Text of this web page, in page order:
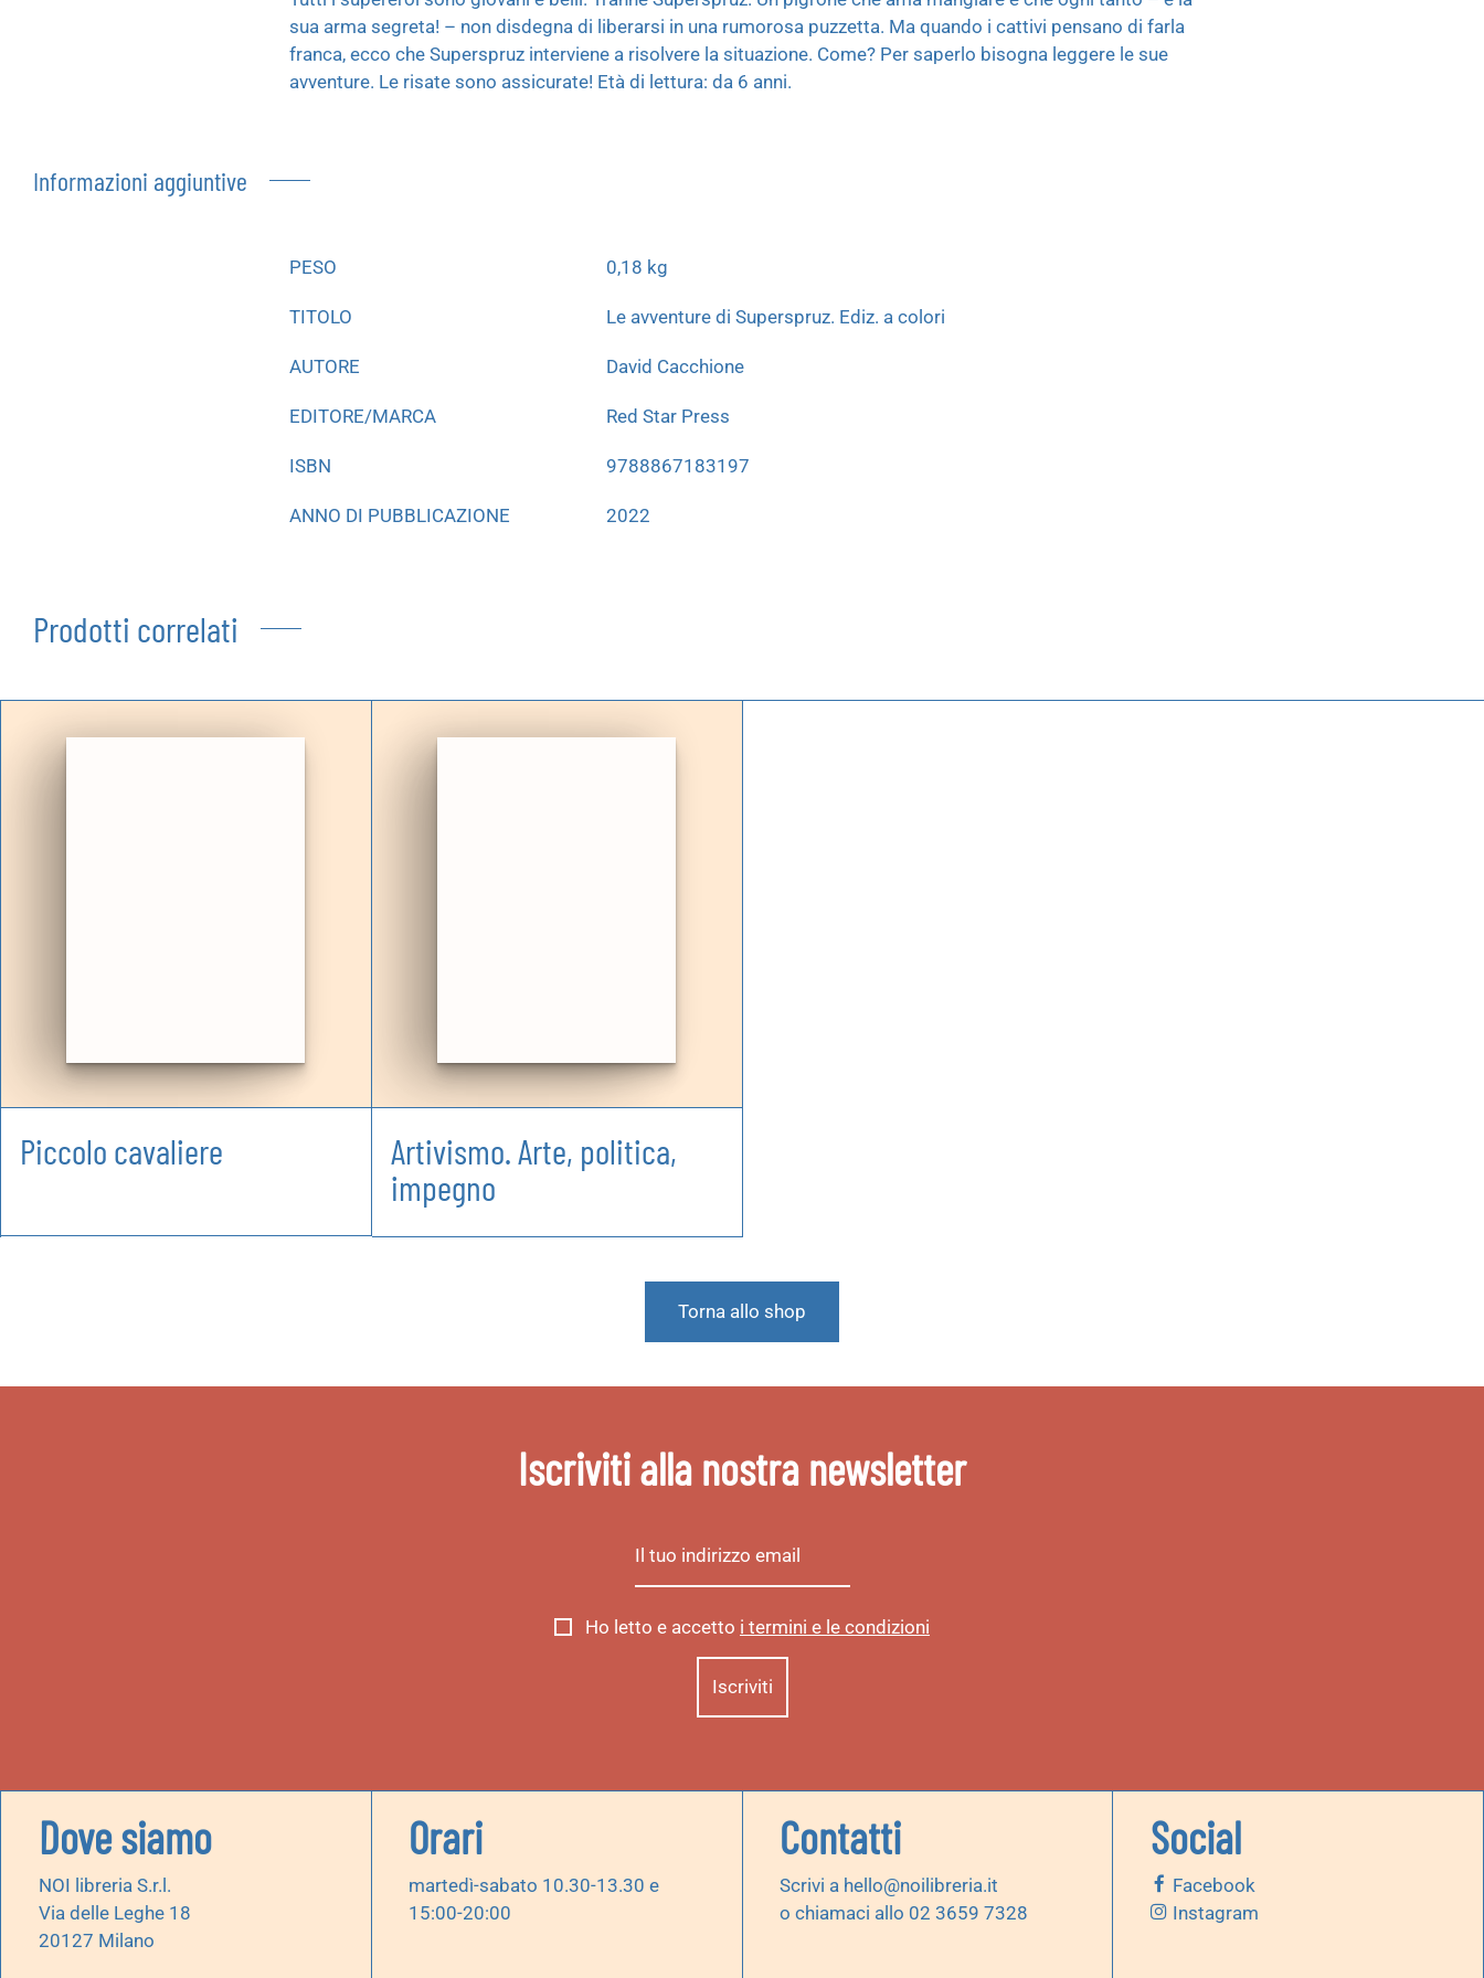
sua arma segreta! – non disdegna di liberarsi in una rumorosa puzzetta. Ma quando i cattivi pensano di farla
franca, ecco che Superspruz interviene a risolvere la situazione. Come? Per saperlo bisogna leggere le sue
avventure. Le risate sono assicurate! Età di lettura: da 6 anni.
Informazioni aggiuntive
PESO 0,18 kg
TITOLO Le avventure di Superspruz. Ediz. a colori
AUTORE David Cacchione
EDITORE/MARCA Red Star Press
ISBN 9788867183197
ANNO DI PUBBLICAZIONE 2022
Prodotti correlati
Piccolo cavaliere
Artivismo. Arte, politica,
impegno
Torna allo shop
Iscriviti alla nostra newsletter
Ho letto e accetto i termini e le condizioni
Dove siamo
NOI libreria S.r.l.
Via delle Leghe 18
20127 Milano
Orari
martedì-sabato 10.30-13.30 e
15:00-20:00
Contatti
Scrivi a hello@noilibreria.it
o chiamaci allo 02 3659 7328
Social
Facebook
Instagram